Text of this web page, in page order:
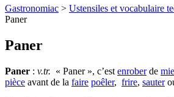
Gastronomiac > Ustensiles et vocabulaire
Paner
Paner
Paner : v.tr. « Paner », c’est enroberde
pièce avant de la faire poêler, frire, sauter